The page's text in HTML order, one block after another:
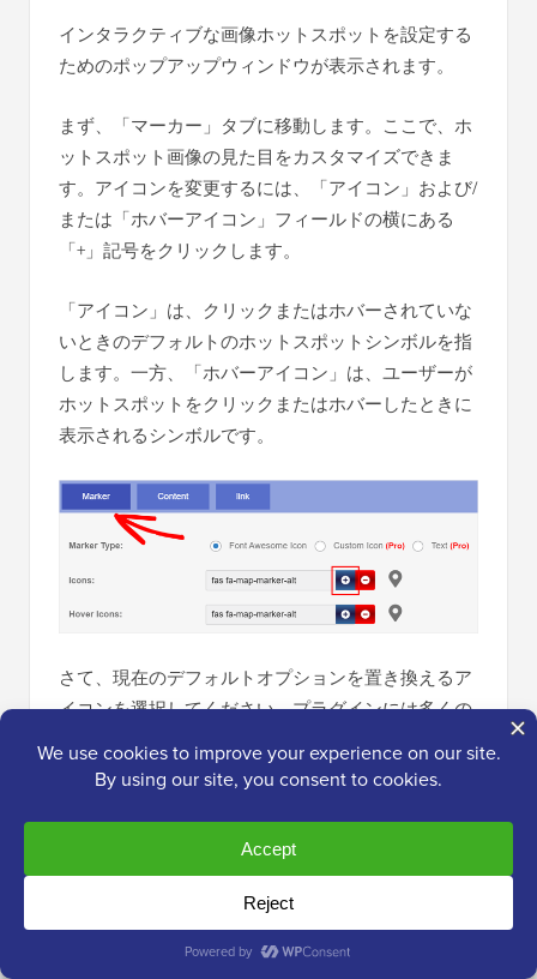
インタラクティブな画像ホットスポットを設定する
ためのポップアップウィンドウが表示されます。
まず、「マーカー」タブに移動します。ここで、ホ
ットスポット画像の見た目をカスタマイズできま
す。アイコンを変更するには、「アイコン」および/
または「ホバーアイコン」フィールドの横にある
「+」記号をクリックします。
「アイコン」は、クリックまたはホバーされていな
いときのデフォルトのホットスポットシンボルを指
します。一方、「ホバーアイコン」は、ユーザーが
ホットスポットをクリックまたはホバーしたときに
表示されるシンボルです。
さて、現在のデフォルトオプションを置き換えるア
イコンを選択してください。プラグインには多くの
選択肢があります。